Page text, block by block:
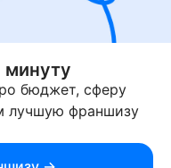
имеющейся
За достоверность
ответственность
Ю. А. ИНН
на businessmens.ru
минуту
бюджет, сферу
лучшую франшизу